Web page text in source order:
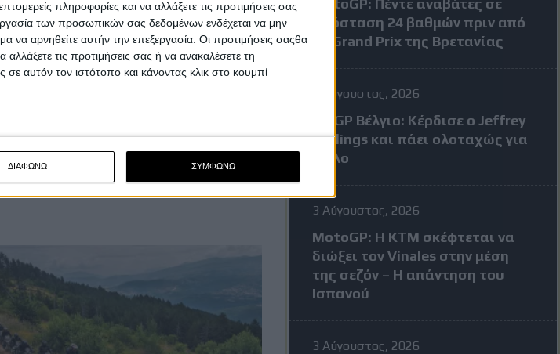
πληροφορίες και να αλλάξετε τις προτιμήσεις σας
των προσωπικών σας δεδομένων ενδέχεται να μην
να αρνηθείτε αυτήν την επεξεργασία. Οι προτιμήσεις σαςθα
τις προτιμήσεις σας ή να ανακαλέσετε τη
αυτόν τον ιστότοπο και κάνοντας κλικ στο κουμπί
ΔΙΑΦΩΝΩ ΣΥΜΦΩΝΩ
MotoGP: Πέντε αναβάτες σε
απόσταση 24 βαθμών πριν από
το Grand Prix της Βρετανίας
3 Αύγουστος, 2026
MXGP Βέλγιο: Κέρδισε ο Jeffrey
Herlings και πάει ολοταχώς για
τίτλο
3 Αύγουστος, 2026
MotoGP: Η KTM σκέφτεται να
διώξει τον Vinales στην μέση
της σεζόν – Η απάντηση του
Ισπανού
3 Αύγουστος, 2026